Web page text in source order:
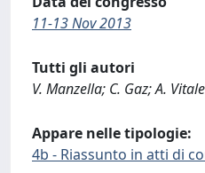
11-13 Nov 2013
Tutti gli autori
V. Manzella; C. Gaz; A.
Appare nelle tipologie:
4b - Riassunto in atti di